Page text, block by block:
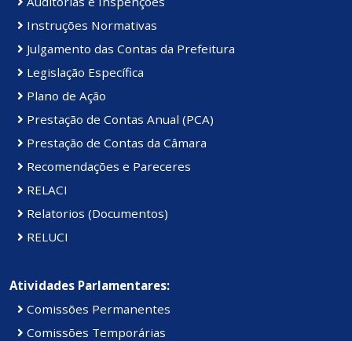
Instruções Normativas
Julgamento das Contas da Prefeitura
Legislação Específica
Plano de Ação
Prestação de Contas Anual (PCA)
Prestação de Contas da Câmara
Recomendações e Pareceres
RELACI
Relatorios (Documentos)
RELUCI
Atividades Parlamentares:
Comissões Permanentes
Comissões Temporárias